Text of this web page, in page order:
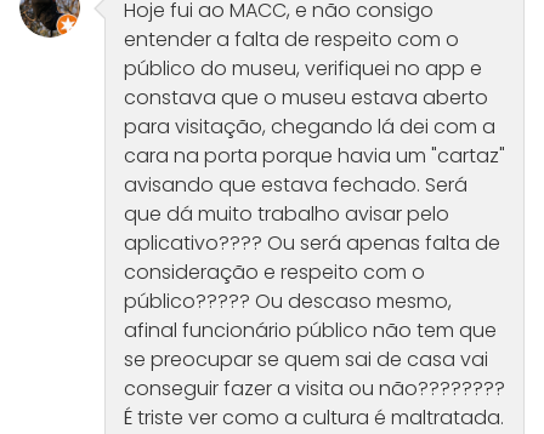
Hoje fui ao MACC, e não consigo
entender a falta de respeito com o
público do museu, verifiquei no app e
constava que o museu estava aberto
para visitação, chegando lá dei com a
cara na porta porque havia um "cartaz"
avisando que estava fechado. Será
que dá muito trabalho avisar pelo
aplicativo???? Ou será apenas falta de
consideração e respeito com o
público????? Ou descaso mesmo,
afinal funcionário público não tem que
se preocupar se quem sai de casa vai
conseguir fazer a visita ou não????????
É triste ver como a cultura é maltratada.